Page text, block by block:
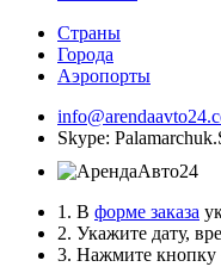
Страны
Города
Аэропорты
Skype:
1. В форме заказа
2. Укажите дату,
3. Нажмите